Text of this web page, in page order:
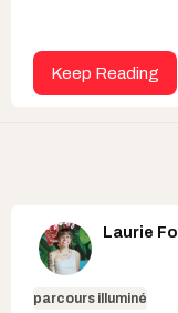
Keep Reading
Laurie
parcours illuminé